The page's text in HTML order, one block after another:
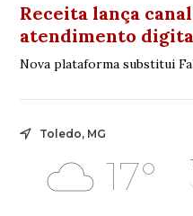
Receita lança
atendimento
Nova plataforma substitui
Toledo, MG
17°